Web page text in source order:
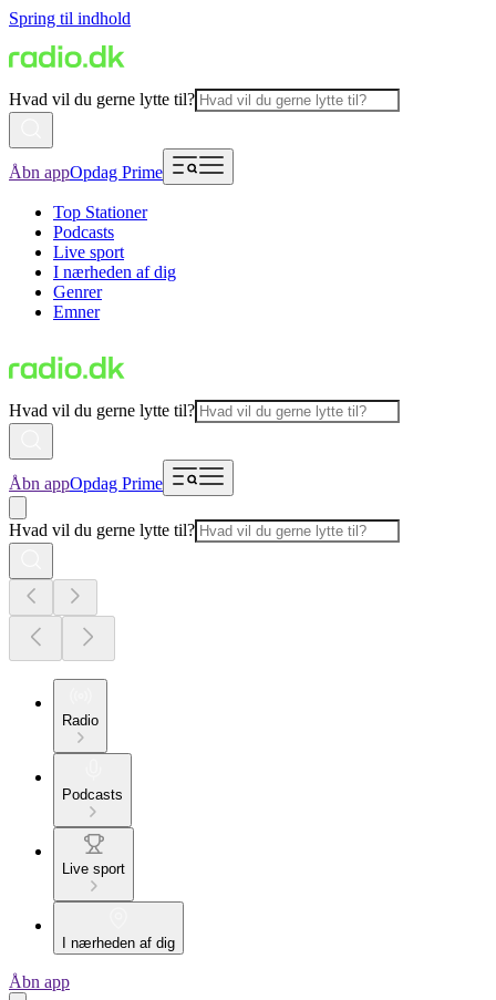
Spring til indhold
Hvad vil du gerne lytte til?
Åbn appOpdag Prime
Top Stationer
Podcasts
Live sport
I nærheden af dig
Genrer
Emner
Hvad vil du gerne lytte til?
Åbn appOpdag Prime
Hvad vil du gerne lytte til?
Radio
Podcasts
Live sport
I nærheden af dig
Åbn app